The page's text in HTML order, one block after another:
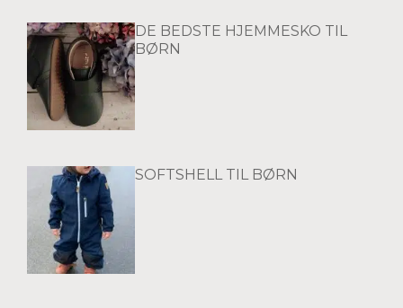
DE BEDSTE HJEMMESKO TIL
BØRN
SOFTSHELL TIL BØRN